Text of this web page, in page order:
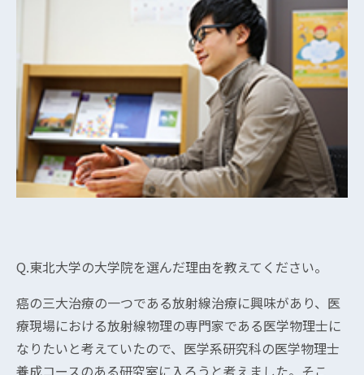
Q.東北大学の大学院を選んだ理由を教えてください。
癌の三大治療の一つである放射線治療に興味があり、医
療現場における放射線物理の専門家である医学物理士に
なりたいと考えていたので、医学系研究科の医学物理士
養成コースのある研究室に入ろうと考えました。そこ